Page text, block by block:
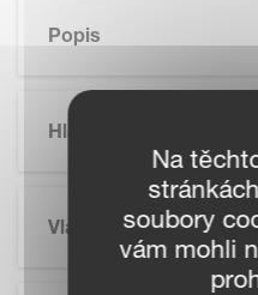
Popis
Hlavní Výhody
Vlastnosti
Na
soubory
vám mohli